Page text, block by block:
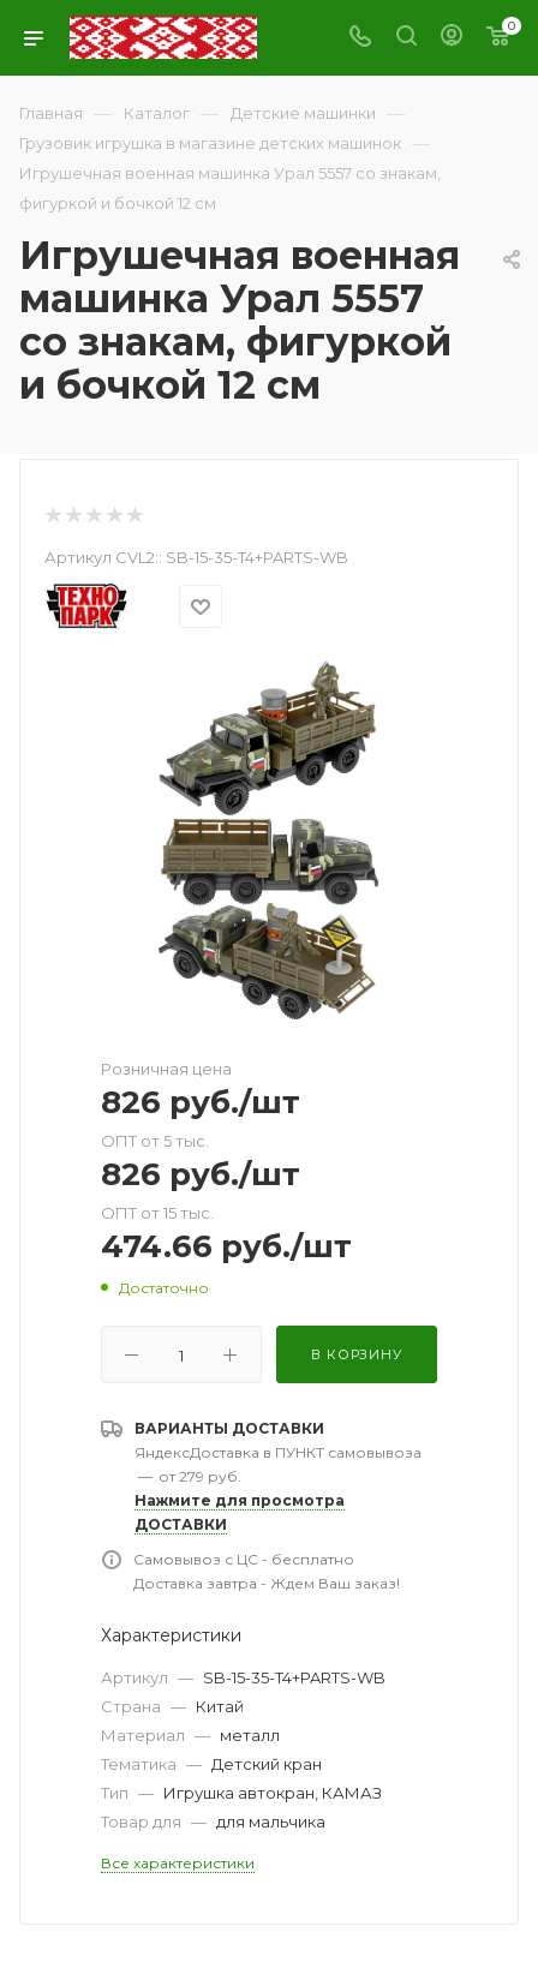
0
Главная — Каталог — Детские машинки —
Грузовик игрушка в магазине детских машинок —
Игрушечная военная машинка Урал 5557 со знакам,
фигуркой и бочкой 12 см
Игрушечная военная
машинка Урал 5557
со знакам, фигуркой
и бочкой 12 см
Артикул CVL2:: SB-15-35-T4+PARTS-WB
Розничная цена
826 руб./шт
ОПТ от 5 тыс.
826 руб./шт
ОПТ от 15 тыс.
474.66 руб./шт
Достаточно
В КОРЗИНУ
ВАРИАНТЫ ДОСТАВКИ
ЯндексДоставка в ПУНКТ самовывоза
— от 279 руб.
Нажмите для просмотра
ДОСТАВКИ
Самовывоз с ЦС - бесплатно
Доставка завтра - Ждем Ваш заказ!
Характеристики
Артикул — SB-15-35-T4+PARTS-WB
Страна — Китай
Материал — металл
Тематика — Детский кран
Тип — Игрушка автокран, КАМАЗ
Товар для — для мальчика
Все характеристики